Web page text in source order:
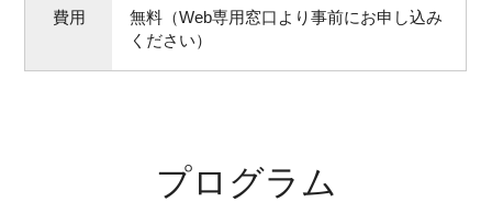
費用
無料（Web専用窓口より事前にお申し込み
ください）
プログラム